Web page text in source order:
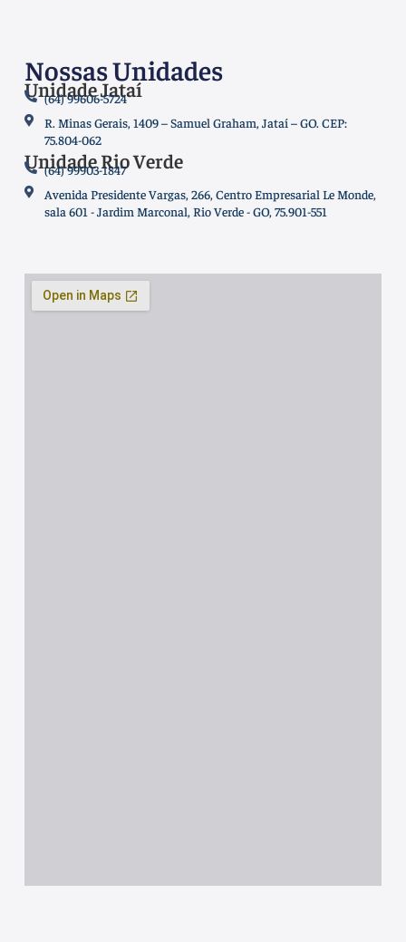
Nossas Unidades
Unidade Jataí
(64) 99606-5724
R. Minas Gerais, 1409 – Samuel Graham, Jataí – GO. CEP:
75.804-062
Unidade Rio Verde
(64) 99903-1847
Avenida Presidente Vargas, 266, Centro Empresarial Le Monde,
sala 601 - Jardim Marconal, Rio Verde - GO, 75.901-551